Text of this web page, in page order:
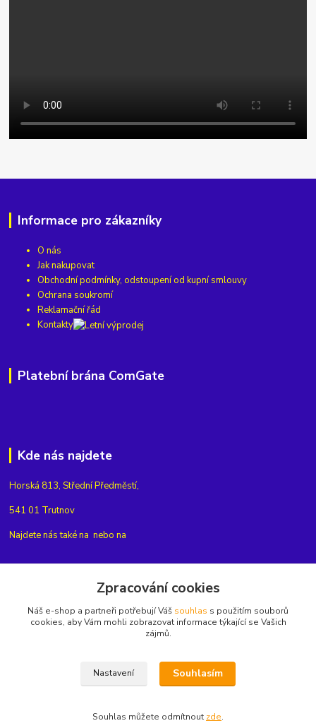
Informace pro zákazníky
O nás
Jak nakupovat
Obchodní podmínky, odstoupení od kupní smlouvy
Ochrana soukromí
Reklamační řád
Kontakty
Platební brána ComGate
Kde nás najdete
Horská 813, Střední Předměstí,
541 01 Trutnov
Najdete nás také na nebo na
Kontakty
info@eshop-rubin.cz
Zpracování cookies
Náš e-shop a partneři potřebují Váš souhlas s použitím souborů
cookies, aby Vám mohli zobrazovat informace týkající se Vašich
zájmů.
Nastavení Souhlasím
Souhlas můžete odmítnout zde.